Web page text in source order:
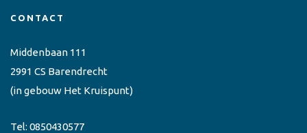
CONTACT
Middenbaan 111
2991 CS Barendrecht
(in gebouw Het Kruispunt)
Tel: 0850430577